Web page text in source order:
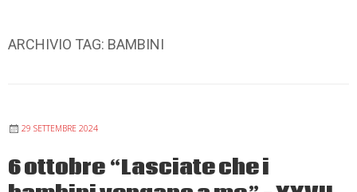
ARCHIVIO TAG: BAMBINI
29 SETTEMBRE 2024
6 ottobre “Lasciate che i